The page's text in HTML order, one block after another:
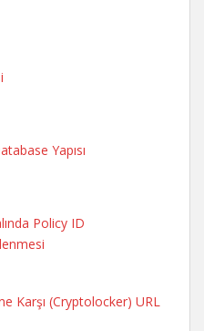
Yapısı
Policy ID
Karşı (Cryptolocker) URL